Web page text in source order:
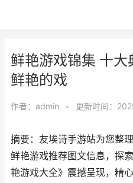
鲜艳游戏锦集 十
鲜艳的戏
作者： admin • 更新时间：
摘要：友埃诗手游站为您整
鲜艳游戏推荐图文信息，探
艳游戏大全》震撼呈现，精